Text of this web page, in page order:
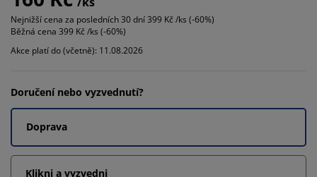
Nejnižší cena za posledních 30 dní399 Kč /ks (-60%)
Běžná cena 399 Kč /ks (-60%)
Akce platí do (včetně): 11.08.2026
Doručení nebo vyzvednutí?
Doprava
Klikni a vyzvedni